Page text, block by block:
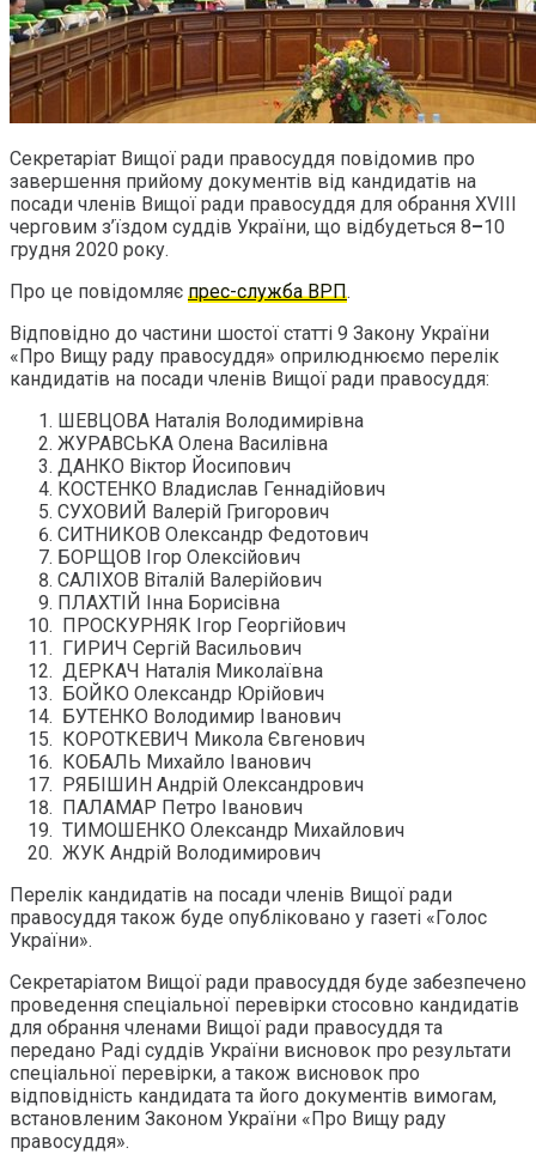
Секретаріат Вищої ради правосуддя повідомив про
завершення прийому документів від кандидатів на
посади членів Вищої ради правосуддя для обрання XVIII
черговим з’їздом суддів України, що відбудеться 8–10
грудня 2020 року.
Про це повідомляє прес-служба ВРП.
Відповідно до частини шостої статті 9 Закону України
«Про Вищу раду правосуддя» оприлюднюємо перелік
кандидатів на посади членів Вищої ради правосуддя:
ШЕВЦОВА Наталія Володимирівна
ЖУРАВСЬКА Олена Василівна
ДАНКО Віктор Йосипович
КОСТЕНКО Владислав Геннадійович
СУХОВИЙ Валерій Григорович
СИТНИКОВ Олександр Федотович
БОРЩОВ Ігор Олексійович
САЛІХОВ Віталій Валерійович
ПЛАХТІЙ Інна Борисівна
ПРОСКУРНЯК Ігор Георгійович
ГИРИЧ Сергій Васильович
ДЕРКАЧ Наталія Миколаївна
БОЙКО Олександр Юрійович
БУТЕНКО Володимир Іванович
КОРОТКЕВИЧ Микола Євгенович
КОБАЛЬ Михайло Іванович
РЯБІШИН Андрій Олександрович
ПАЛАМАР Петро Іванович
ТИМОШЕНКО Олександр Михайлович
ЖУК Андрій Володимирович
Перелік кандидатів на посади членів Вищої ради
правосуддя також буде опубліковано у газеті «Голос
України».
Секретаріатом Вищої ради правосуддя буде забезпечено
проведення спеціальної перевірки стосовно кандидатів
для обрання членами Вищої ради правосуддя та
передано Раді суддів України висновок про результати
спеціальної перевірки, а також висновок про
відповідність кандидата та його документів вимогам,
встановленим Законом України «Про Вищу раду
правосуддя».